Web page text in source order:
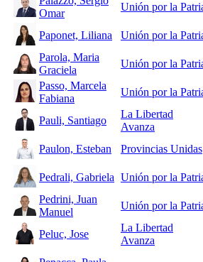
Omar
Unión por la
Paponet, Liliana Unión por la
Parola, Maria
Graciela
Unión por la
Passo, Marcela
Fabiana
Unión por la
Pauli, Santiago
La Libertad
Avanza
Paulon, Esteban Provincias Unidas
Pedrali, Gabriela Unión por la
Pedrini, Juan
Manuel
Unión por la
Peluc, Jose
La Libertad
Avanza